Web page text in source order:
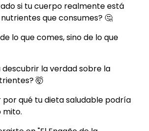
si tu cuerpo realmente está
que consumes? 🤔
lo que comes, sino de lo que
descubrir la verdad sobre la
🤯
por qué tu dieta saludable podría
mito.